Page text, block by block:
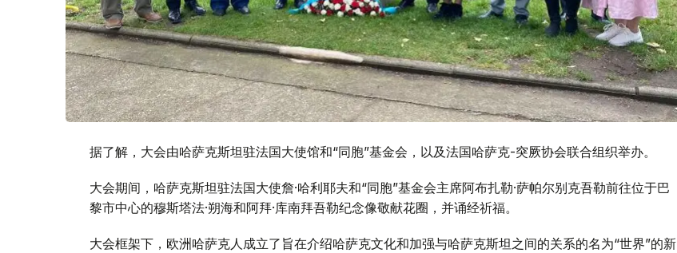
据了解，大会由哈萨克斯坦驻法国大使馆和“同胞”基金会，以及法国哈萨克-突厥协会联合组织举办。
大会期间，哈萨克斯坦驻法国大使詹·哈利耶夫和“同胞”基金会主席阿布扎勒·萨帕尔别克吾勒前往位于巴
黎市中心的穆斯塔法·朔海和阿拜·库南拜吾勒纪念像敬献花圈，并诵经祈福。
大会框架下，欧洲哈萨克人成立了旨在介绍哈萨克文化和加强与哈萨克斯坦之间的关系的名为“世界”的新